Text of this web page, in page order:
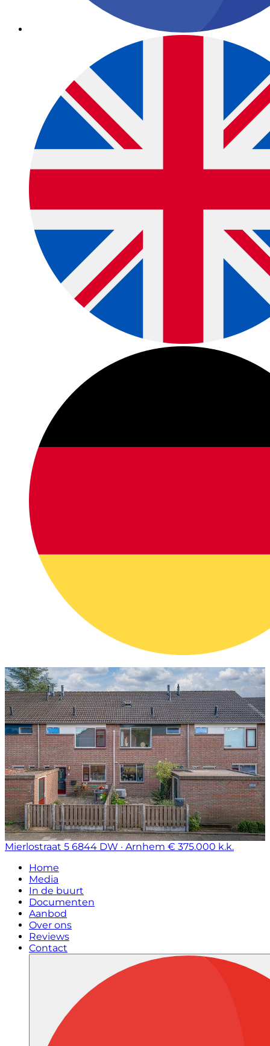
Mierlostraat 5 6844 DW · Arnhem € 375.000 k.k.
Home
Media
In de buurt
Documenten
Aanbod
Over ons
Reviews
Contact